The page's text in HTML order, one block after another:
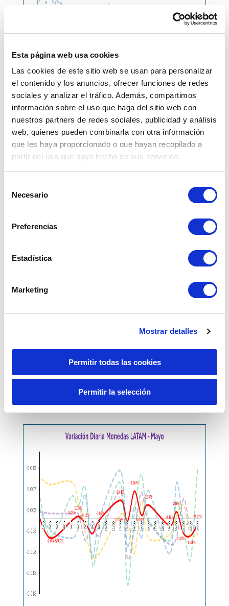
Esta página web usa cookies
Las cookies de este sitio web se usan para personalizar
el contenido y los anuncios, ofrecer funciones de redes
sociales y analizar el tráfico. Además, compartimos
información sobre el uso que haga del sitio web con
nuestros partners de redes sociales, publicidad y análisis
web, quienes pueden combinarla con otra información
que les haya proporcionado o que hayan recopilado a
partir del uso que haya hecho de sus servicios.
Necesario
Preferencias
Estadística
Marketing
Mostrar detalles
Permitir todas las cookies
Permitir la selección
Durante la tercera semana de mayo, el sol
los crecientes temores de una nueva escalada
comercial entre Estados Unidos y China.